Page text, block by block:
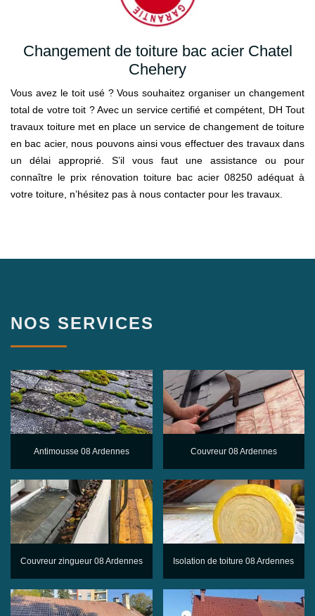
Changement de toiture bac acier Chatel
Chehery
Vous avez le toit usé ? Vous souhaitez organiser un changement
total de votre toit ? Avec un service certifié et compétent, DH Tout
travaux toiture met en place un service de changement de toiture
en bac acier, nous pouvons ainsi vous effectuer des travaux dans
un délai approprié. S’il vous faut une assistance ou pour
connaître le prix rénovation toiture bac acier 08250 adéquat à
votre toiture, n’hésitez pas à nous contacter pour les travaux.
NOS SERVICES
Antimousse 08 Ardennes Couvreur 08 Ardennes
Couvreur zingueur 08 Ardennes Isolation de toiture 08 Ardennes